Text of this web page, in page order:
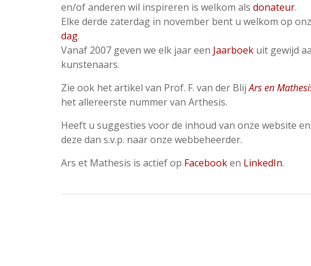
en/of anderen wil inspireren is welkom als donateur.
Elke derde zaterdag in november bent u welkom op
dag.
Vanaf 2007 geven we elk jaar een Jaarboek uit gewijd
kunstenaars.
Zie ook het artikel van Prof. F. van der BlijArs en
het allereerste nummer van Arthesis.
Heeft u suggesties voor de inhoud van onze website
deze dan s.v.p. naar onze webbeheerder.
Ars et Mathesis is actief op Facebooken LinkedIn.